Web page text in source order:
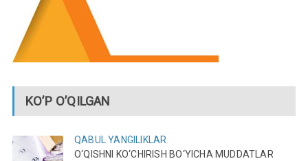
KO’P O’QILGAN
QABUL
YANGILIKLAR
O‘QISHNI KO‘CHIRISH BO‘YICHA MUDDATLAR